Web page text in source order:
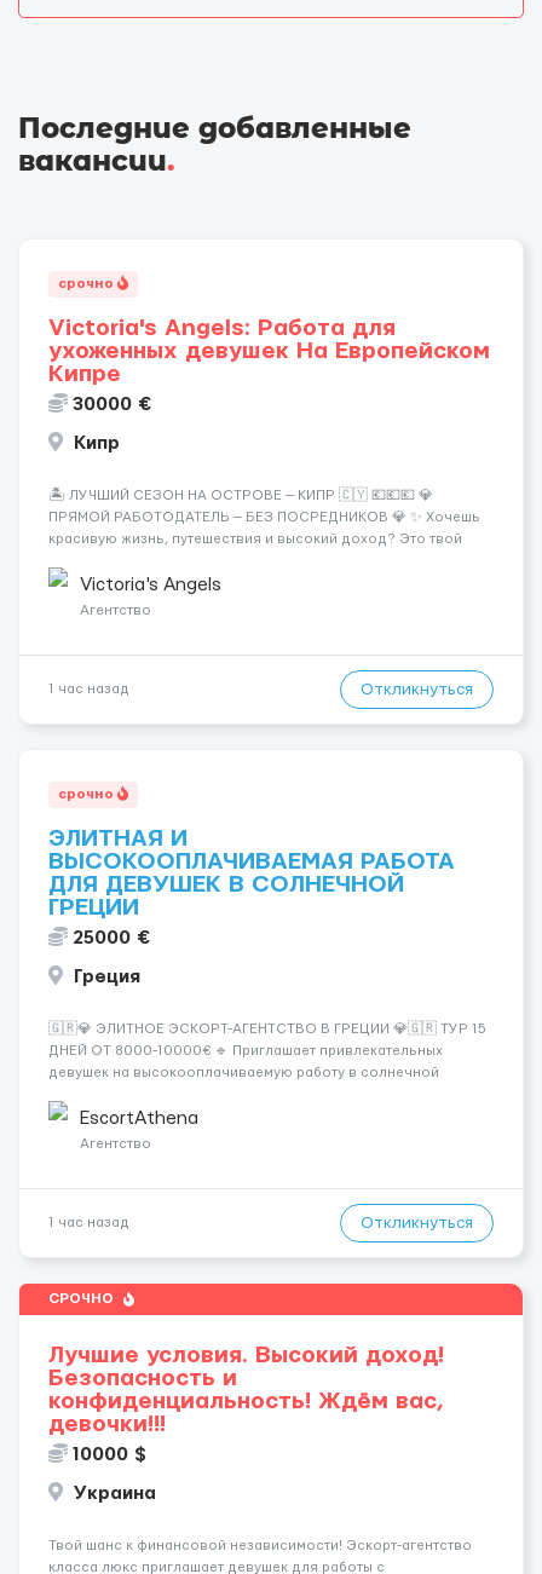
Последние добавленные
вакансии.
срочно
Victoria's Angels: Работа для
ухоженных девушек На Европейском
Кипре
30000 €
Кипр
🏝️ ЛУЧШИЙ СЕЗОН НА ОСТРОВЕ — КИПР 🇨🇾 💶💶💶 💎
ПРЯМОЙ РАБОТОДАТЕЛЬ — БЕЗ ПОСРЕДНИКОВ 💎 ✨ Хочешь
красивую жизнь, путешествия и высокий доход? Это твой
Опытная команда с годами практики — Стабильный поток
клиентов (без ...
Victoria's Angels
Агентство
1 час назад Откликнуться
срочно
ЭЛИТНАЯ И
ВЫСОКООПЛАЧИВАЕМАЯ РАБОТА
ДЛЯ ДЕВУШЕК В СОЛНЕЧНОЙ
ГРЕЦИИ
25000 €
Греция
🇬🇷💎 ЭЛИТНОЕ ЭСКОРТ-АГЕНТСТВО В ГРЕЦИИ 💎🇬🇷 ТУР 15
ДНЕЙ ОТ 8000-10000€ 🔹 Приглашает привлекательных
девушек на высокооплачиваемую работу в солнечной
хорошие деньги 💶 — это предложение для тебя! 🔹
Требования: ✔️ Возраст от ...
EscortAthena
Агентство
1 час назад Откликнуться
СРОЧНО
Лучшие условия. Высокий доход!
Безопасность и
конфиденциальность! Ждём вас,
девочки!!!
10000 $
Украина
Твой шанс к финансовой независимости! Эскорт-агентство
класса люкс приглашает девушек для работы с